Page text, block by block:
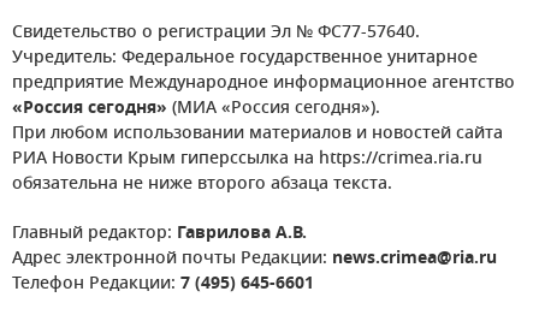
Свидетельство о регистрации Эл № ФС77-57640.
Учредитель: Федеральное государственное унитарное
предприятие Международное информационное агентство
«Россия сегодня» (МИА «Россия сегодня»).
При любом использовании материалов и новостей сайта
РИА Новости Крым гиперссылка на https://crimea.ria.ru
обязательна не ниже второго абзаца текста.
Главный редактор: Гаврилова А.В.
Адрес электронной почты Редакции: news.crimea@ria.ru
Телефон Редакции: 7 (495) 645-6601